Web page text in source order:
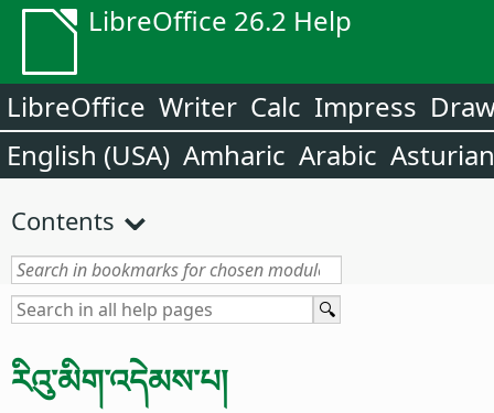
LibreOffice 26.2 Help
LibreOffice Writer Calc Impress
English (USA) Amharic Arabic Asturian
Contents
རིའུ་མིག་འདེམས་པ།